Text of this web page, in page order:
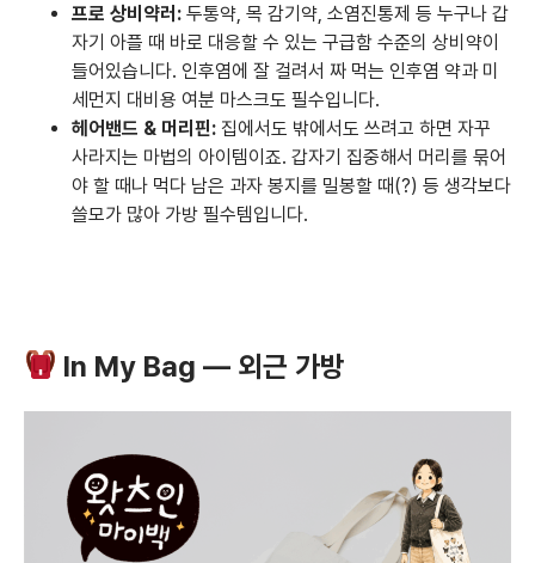
프로 상비약러: 두통약, 목 감기약, 소염진통제 등 누구나 갑
자기 아플 때 바로 대응할 수 있는 구급함 수준의 상비약이
들어있습니다. 인후염에 잘 걸려서 짜 먹는 인후염 약과 미
세먼지 대비용 여분 마스크도 필수입니다.
헤어밴드 & 머리핀: 집에서도 밖에서도 쓰려고 하면 자꾸
사라지는 마법의 아이템이죠. 갑자기 집중해서 머리를 묶어
야 할 때나 먹다 남은 과자 봉지를 밀봉할 때(?) 등 생각보다
쓸모가 많아 가방 필수템입니다.
In My Bag — 외근 가방